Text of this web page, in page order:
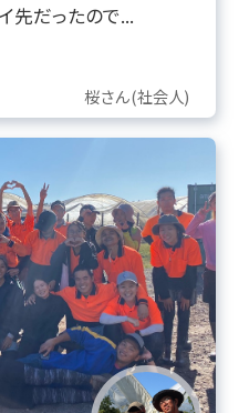
先だったので...
桜さん(社会人)